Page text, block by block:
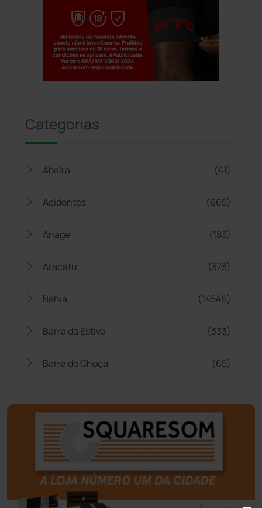
Categorias
Abaíra (41)
Acidentes (665)
Anagé (183)
Aracatu (373)
Bahia (14546)
Barra da Estiva (333)
Barra do Choça (65)
Bom Jesus da Lapa (509)
Boquira (152)
Botuporã